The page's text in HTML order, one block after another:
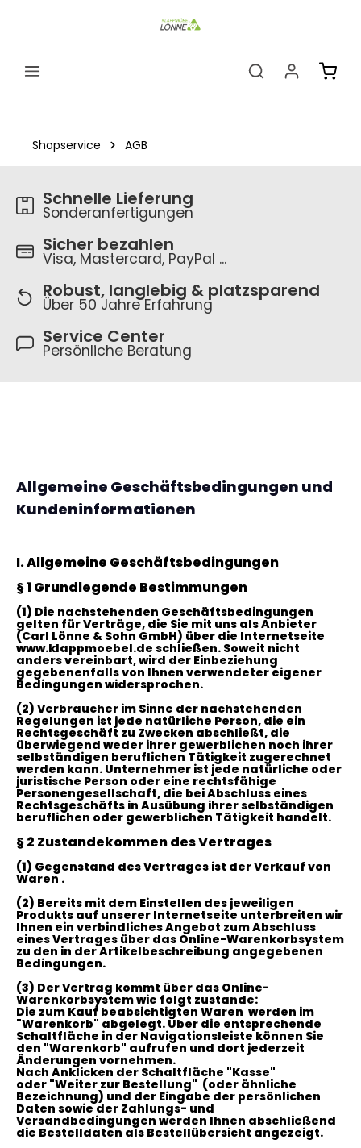
Shopservice AGB
Schnelle Lieferung
Sonderanfertigungen
Sicher bezahlen
Visa, Mastercard, PayPal ...
Robust, langlebig & platzsparend
Über 50 Jahre Erfahrung
Service Center
Persönliche Beratung
Allgemeine Geschäftsbedingungen und
Kundeninformationen
I. Allgemeine Geschäftsbedingungen
§ 1 Grundlegende Bestimmungen
(1) Die nachstehenden Geschäftsbedingungen
gelten für Verträge, die Sie mit uns als Anbieter
(Carl Lönne & Sohn GmbH) über die Internetseite
www.klappmoebel.de schließen. Soweit nicht
anders vereinbart, wird der Einbeziehung
gegebenenfalls von Ihnen verwendeter eigener
Bedingungen widersprochen.
(2) Verbraucher im Sinne der nachstehenden
Regelungen ist jede natürliche Person, die ein
Rechtsgeschäft zu Zwecken abschließt, die
überwiegend weder ihrer gewerblichen noch ihrer
selbständigen beruflichen Tätigkeit zugerechnet
werden kann. Unternehmer ist jede natürliche oder
juristische Person oder eine rechtsfähige
Personengesellschaft, die bei Abschluss eines
Rechtsgeschäfts in Ausübung ihrer selbständigen
beruflichen oder gewerblichen Tätigkeit handelt.
§ 2 Zustandekommen des Vertrages
(1) Gegenstand des Vertrages ist der Verkauf von
Waren .
(2) Bereits mit dem Einstellen des jeweiligen
Produkts auf unserer Internetseite unterbreiten wir
Ihnen ein verbindliches Angebot zum Abschluss
eines Vertrages über das Online-Warenkorbsystem
zu den in der Artikelbeschreibung angegebenen
Bedingungen.
(3) Der Vertrag kommt über das Online-
Warenkorbsystem wie folgt zustande:
Die zum Kauf beabsichtigten Waren werden im
"Warenkorb" abgelegt. Über die entsprechende
Schaltfläche in der Navigationsleiste können Sie
den "Warenkorb" aufrufen und dort jederzeit
Änderungen vornehmen.
Nach Anklicken der Schaltfläche "Kasse"
oder "Weiter zur Bestellung" (oder ähnliche
Bezeichnung) und der Eingabe der persönlichen
Daten sowie der Zahlungs- und
Versandbedingungen werden Ihnen abschließend
die Bestelldaten als Bestellübersicht angezeigt.